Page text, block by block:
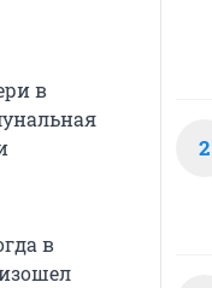
в
в
2